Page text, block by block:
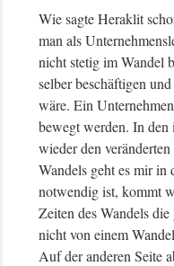
Wie sagte Heraklit
man als
nicht stetig im Wandel
selber beschäftigen
wäre. Ein
bewegt werden. In
wieder den
Wandels geht es mir in
notwendig ist, kommt
Zeiten des Wandels
nicht von einem
Auf der anderen Seite